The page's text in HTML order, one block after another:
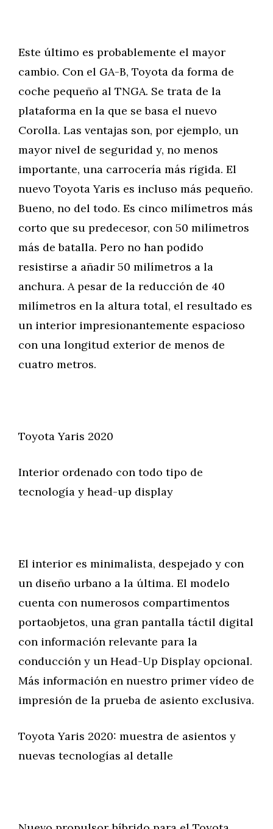
Este último es probablemente el mayor
cambio. Con el GA-B, Toyota da forma de
coche pequeño al TNGA. Se trata de la
plataforma en la que se basa el nuevo
Corolla. Las ventajas son, por ejemplo, un
mayor nivel de seguridad y, no menos
importante, una carrocería más rígida. El
nuevo Toyota Yaris es incluso más pequeño.
Bueno, no del todo. Es cinco milímetros más
corto que su predecesor, con 50 milímetros
más de batalla. Pero no han podido
resistirse a añadir 50 milímetros a la
anchura. A pesar de la reducción de 40
milímetros en la altura total, el resultado es
un interior impresionantemente espacioso
con una longitud exterior de menos de
cuatro metros.
Toyota Yaris 2020
Interior ordenado con todo tipo de
tecnología y head-up display
El interior es minimalista, despejado y con
un diseño urbano a la última. El modelo
cuenta con numerosos compartimentos
portaobjetos, una gran pantalla táctil digital
con información relevante para la
conducción y un Head-Up Display opcional.
Más información en nuestro primer vídeo de
impresión de la prueba de asiento exclusiva.
Toyota Yaris 2020: muestra de asientos y
nuevas tecnologías al detalle